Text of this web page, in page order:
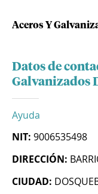
Aceros Y
Datos de
Galvanizados
Ayuda
NIT: 9006535498
DIRECCIÓN:
CIUDAD: